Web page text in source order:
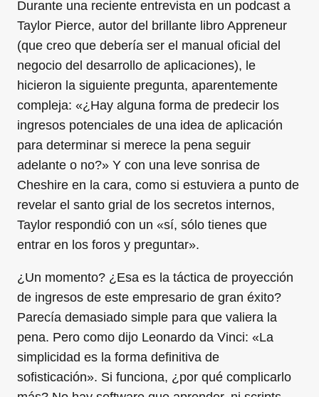
Durante una reciente entrevista en un podcast a
Taylor Pierce, autor del brillante libro Appreneur
(que creo que debería ser el manual oficial del
negocio del desarrollo de aplicaciones), le
hicieron la siguiente pregunta, aparentemente
compleja: «¿Hay alguna forma de predecir los
ingresos potenciales de una idea de aplicación
para determinar si merece la pena seguir
adelante o no?» Y con una leve sonrisa de
Cheshire en la cara, como si estuviera a punto de
revelar el santo grial de los secretos internos,
Taylor respondió con un «sí, sólo tienes que
entrar en los foros y preguntar».
¿Un momento? ¿Esa es la táctica de proyección
de ingresos de este empresario de gran éxito?
Parecía demasiado simple para que valiera la
pena. Pero como dijo Leonardo da Vinci: «La
simplicidad es la forma definitiva de
sofisticación». Si funciona, ¿por qué complicarlo